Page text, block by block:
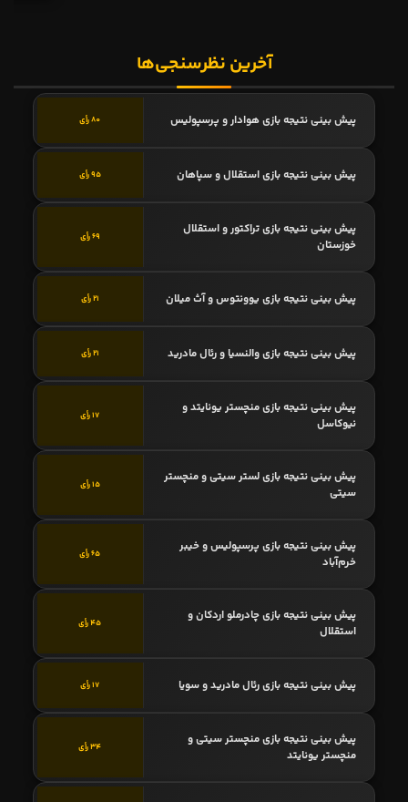
آخرین نظرسنجی‌ها
پیش بینی نتیجه بازی هوادار و پرسپولیس 80 رأی
پیش بینی نتیجه بازی استقلال و سپاهان 95 رأی
پیش بینی نتیجه بازی تراکتور و استقلال
خوزستان
69 رأی
پیش بینی نتیجه بازی یوونتوس و آث میلان 21 رأی
پیش بینی نتیجه بازی والنسیا و رئال مادرید 21 رأی
پیش بینی نتیجه بازی منچستر یونایتد و
نیوکاسل
17 رأی
پیش بینی نتیجه بازی لستر سیتی و منچستر
سیتی
15 رأی
پیش بینی نتیجه بازی پرسپولیس و خیبر
خرم‌آباد
65 رأی
پیش بینی نتیجه بازی چادرملو اردکان و
استقلال
45 رأی
پیش بینی نتیجه بازی رئال مادرید و سویا 17 رأی
پیش بینی نتیجه بازی منچستر سیتی و
منچستر یونایتد
34 رأی